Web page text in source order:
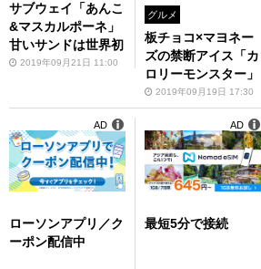
サブウェイ「あんこ
&マスカルポーネ」
甘いサンドは世界初
2019年09月21日 11:00
グルメ
板チョコ×マヨネー
ズの禁断アイス「カ
ロリーモンスター」
2019年09月19日 17:30
ローソンアプリ／ク
ーポン配信中
AD
最短5分で接続
AD